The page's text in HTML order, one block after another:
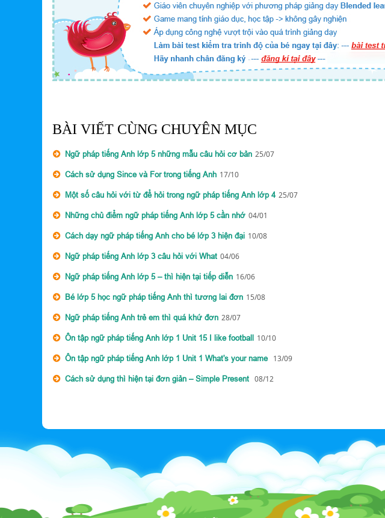
BÀI VIẾT CÙNG CHUYÊN MỤC
Ngữ pháp tiếng Anh lớp 5 những mẫu câu hỏi cơ bản 25/07
Cách sử dụng Since và For trong tiếng Anh 17/10
Một số câu hỏi với từ để hỏi trong ngữ pháp tiếng Anh lớp 4 25/07
Những chủ điểm ngữ pháp tiếng Anh lớp 5 cần nhớ 04/01
Cách dạy ngữ pháp tiếng Anh cho bé lớp 3 hiện đại 10/08
Ngữ pháp tiếng Anh lớp 3 câu hỏi với What 04/06
Ngữ pháp tiếng Anh lớp 5 – thì hiện tại tiếp diễn 16/06
Bé lớp 5 học ngữ pháp tiếng Anh thì tương lai đơn 15/08
Ngữ pháp tiếng Anh trẻ em thì quá khứ đơn 28/07
Ôn tập ngữ pháp tiếng Anh lớp 1 Unit 15 I like football 10/10
Ôn tập ngữ pháp tiếng Anh lớp 1 Unit 1 What's your name 13/09
Cách sử dụng thì hiện tại đơn giản – Simple Present 08/12